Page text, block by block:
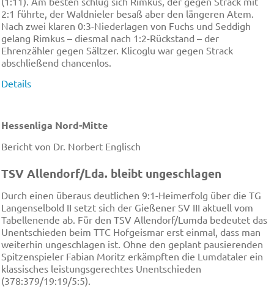
2:1 führte, der Waldnieler besaß aber den längeren Atem.
Nach zwei klaren 0:3-Niederlagen von Fuchs und Seddigh
gelang Rimkus – diesmal nach 1:2-Rückstand – der
Ehrenzähler gegen Sältzer. Klicoglu war gegen Strack
abschließend chancenlos.
Details
Hessenliga Nord-Mitte
Bericht von Dr. Norbert Englisch
TSV Allendorf/Lda. bleibt ungeschlagen
Durch einen überaus deutlichen 9:1-Heimerfolg über die TG
Langenselbold II setzt sich der Gießener SV III aktuell vom
Tabellenende ab. Für den TSV Allendorf/Lumda bedeutet das
Unentschieden beim TTC Hofgeismar erst einmal, dass man
weiterhin ungeschlagen ist. Ohne den geplant pausierenden
Spitzenspieler Fabian Moritz erkämpften die Lumdataler ein
klassisches leistungsgerechtes Unentschieden
(378:379/19:19/5:5).